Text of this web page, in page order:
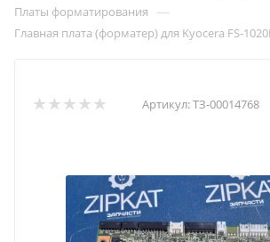
Платы форматирования —
Главная плата (форматер) для Kyocera FS-
Артикул:ТЗ-00014768